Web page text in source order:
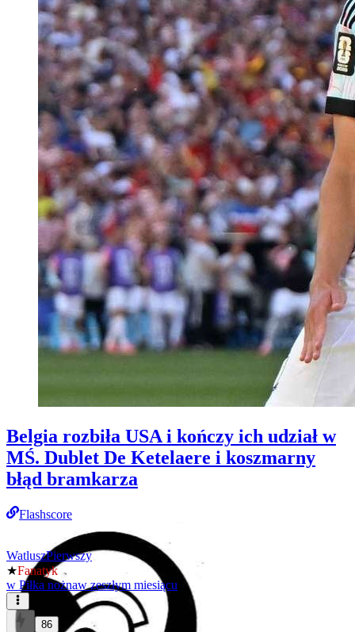
Belgia rozbiła USA i kończy ich udział w
MŚ. Dublet De Ketelaere i koszmarny
błąd bramkarza
Flashscore
WatluszPierwszy
★Fanatyk
w Piłka nożnaw zeszłym miesiącu
86